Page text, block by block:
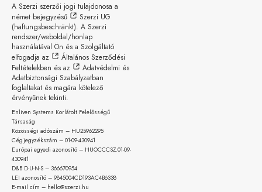
A Szerzi szerzői jogi tulajdonosa a
német bejegyzésű
Szerzi UG
(haftungsbeschränkt). A Szerzi
rendszer/weboldal/honlap
használatával Ön és a Szolgáltató
elfogadja az
Általános Szerződési
Feltételekben és az
Adatvédelmi és
Adatbiztonsági Szabályzatban
foglaltakat és magára kötelező
érvényűnek tekinti.
Enliven Systems Korlátolt Felelősségű
Társaság
Közösségi adószám – HU25962295
Cégjegyzékszám – 01-09-430941
Európai egyedi azonosító – HUOCCCSZ.01-09-
430941
D&B D-U-N-S – 366670954
LEI azonosító – 9845004CD193AC4B6338
E-mail cím – hello@szerzi.hu